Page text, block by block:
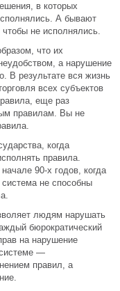
в которых
А бывают
не исполнялись.
что их
а нарушение
В результате вся жизнь
всех субъектов
еще раз
правилам. Вы не
когда
правила.
90-х годов, когда
не способны
людям нарушать
бюрократический
на нарушение
—
правил, а